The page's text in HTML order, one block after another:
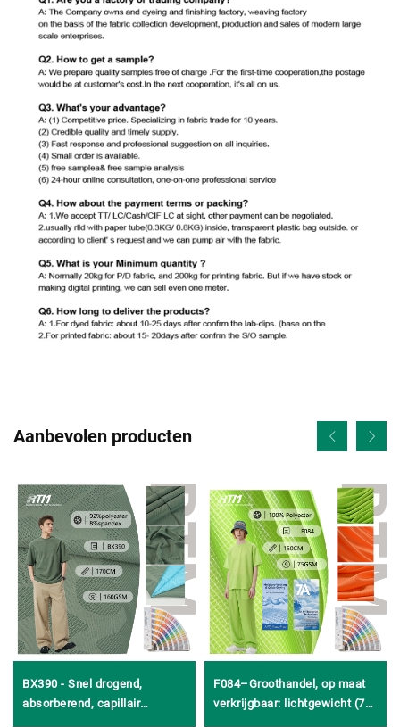
Aanbevolen producten
BX390 - Snel drogend,
absorberend, capillair
F084–Groothandel, op maat
verkrijgbaar: lichtgewicht (75